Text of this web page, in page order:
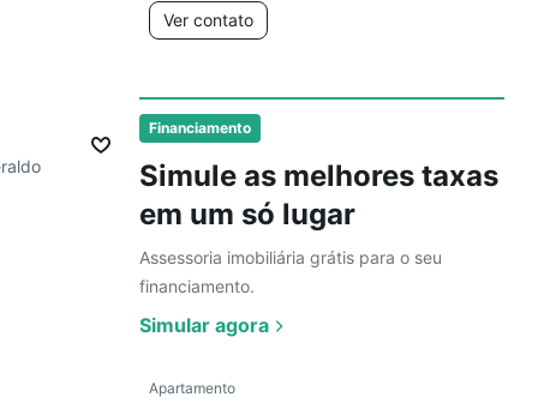
Financiamento
Simule as melhores taxas
em um só lugar
Assessoria imobiliária grátis para o seu
financiamento.
Simular agora
Ver contato
Ver
Apartamento